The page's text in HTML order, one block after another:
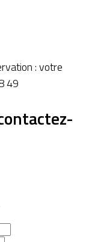
: votre
49